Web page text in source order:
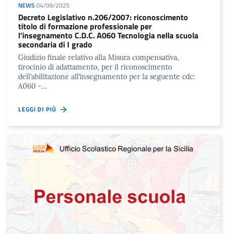
NEWS 04/09/2025
Decreto Legislativo n.206/2007: riconoscimento
titolo di formazione professionale per
l’insegnamento C.D.C. A060 Tecnologia nella scuola
secondaria di I grado
Giudizio finale relativo alla Misura compensativa,
tirocinio di adattamento, per il riconoscimento
dell’abilitazione all’insegnamento per la seguente cdc:
A060 -…
LEGGI DI PIÙ